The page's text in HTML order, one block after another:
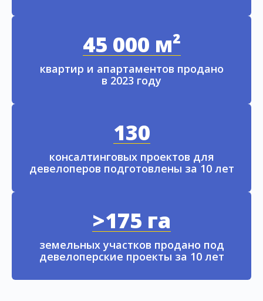
45 000 м²
квартир и апартаментов продано
в 2023 году
130
консалтинговых проектов для
девелоперов подготовлены за 10 лет
>175 га
земельных участков продано под
девелоперские проекты за 10 лет